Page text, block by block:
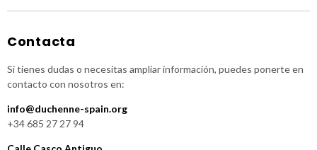
Contacta
Si tienes dudas o necesitas ampliar información, puedes ponerte en
contacto con nosotros en:
info@duchenne-spain.org
+34 685 27 27 94